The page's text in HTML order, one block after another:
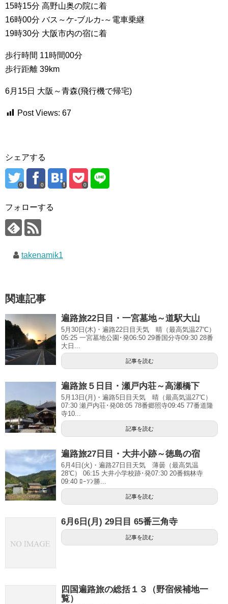
15時15分 高野山奥の院に着
16時00分 バス～ケ-ブルカ-～電車乗継
19時30分 大阪市内の宿に着
歩行時間 11時間00分
歩行距離 39km
6月15日 大阪～青森(飛行機で帰宅)
Post Views: 67
シェアする
0 0 0
フォローする
takenamik1
関連記事
遍路旅22日目・一宮墓地～道駅大山
5月30日(木)・遍路22日目天気 晴（最高気温27℃）
05:25 一宮墓地公園･発06:50 29番国分寺09:30 28番
大日...
記事を読む
遍路旅５日目・瀬戸内荘～高瀬橋下
5月13日(月)・遍路5日目天気 晴（最高気温27℃）
07:30 瀬戸内荘･発08:05 78番郷照寺09:45 77番道隆
寺10...
記事を読む
遍路旅27日目・大井小跡～徳島の宿
6月4日(火)・遍路27日目天気 薄曇（最高気温
28℃） 06:15 大井小学校跡･発07:30 20番鶴林寺
09:40 ﾛｰｿﾝ勝...
記事を読む
6月6日(月) 29日目 65番三角寺
記事を読む
四国遍路旅の総括１３（野宿候補地一
覧）